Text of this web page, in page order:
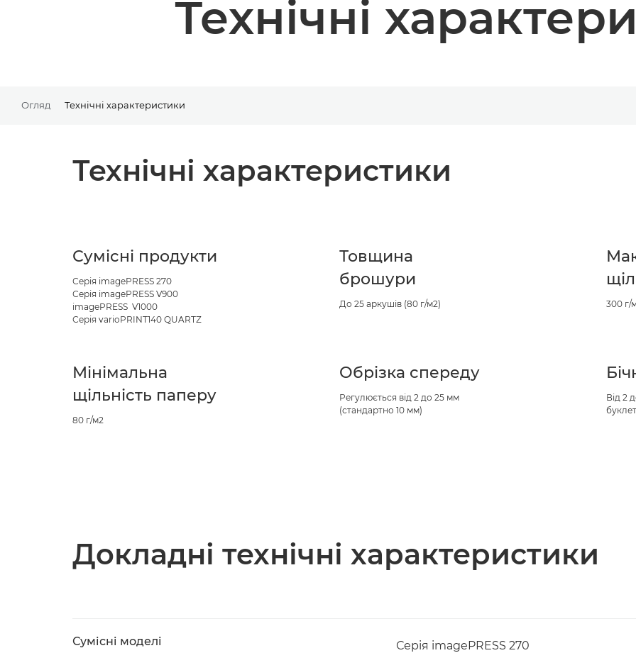
Технічні
Огляд Технічні характеристики
Технічні характеристики
Сумісні продукти
Серія imagePRESS 270
Серія imagePRESS V900
imagePRESS V1000
Серія varioPRINT140 QUARTZ
Товщина
брошури
До 25 аркушів (80 г/м2) 300 г/
Мінімальна
щільність паперу
80 г/м2
Обрізка спереду
Регулюється від 2 до 25 мм
(стандартно 10 мм)
Від 2
Докладні технічні характеристики
Сумісні моделі
Серія imagePRESS 270